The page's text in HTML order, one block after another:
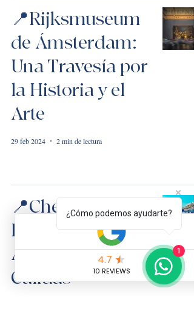
📍Rijksmuseum
de Ámsterdam:
Una Travesía por
la Historia y el
Arte
29 feb 2024 2 min de lectura
📍Chefchaouen,
Entre Tonos de
Azul y Sonrisas
Cálidas
¿Cómo podemos ayudarte?
1